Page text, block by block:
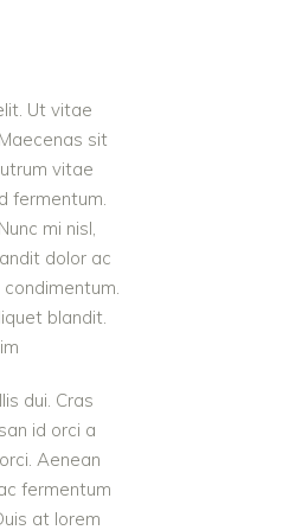
Ut vitae
sit
vitae
fermentum.
mi nisl,
dolor ac
blandit.
dui. Cras
id orci a
Aenean
fermentum
at lorem